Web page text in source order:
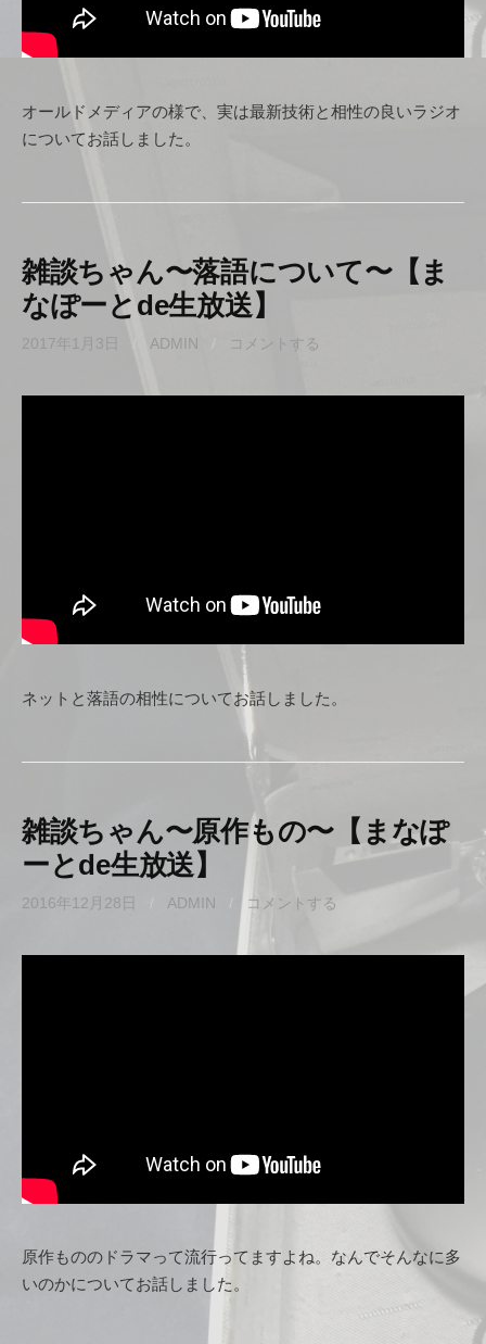
オールドメディアの様で、実は最新技術と相性の良いラジオ
についてお話しました。
雑談ちゃん〜落語について〜【ま
なぽーとde生放送】
2017年1月3日 ADMIN / コメントする
ネットと落語の相性についてお話しました。
雑談ちゃん〜原作もの〜【まなぽ
ーとde生放送】
2016年12月28日 ADMIN / コメントする
原作もののドラマって流行ってますよね。なんでそんなに多
いのかについてお話しました。